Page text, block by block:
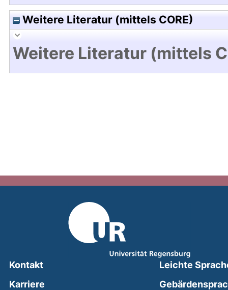
Weitere Literatur (mittels CORE)
Weitere Literatur (mittels
Kontakt
Karriere
Leichte